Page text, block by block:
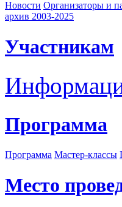
Новости Организаторы и
архив 2003-2025
Участникам
Программа
Программа Мастер-классы
Место